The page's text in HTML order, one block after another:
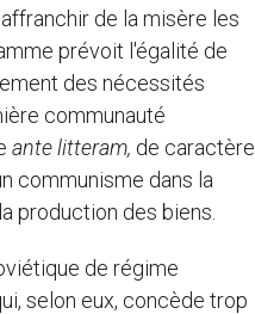
de la misère les
prévoit l'égalité de
des nécessités
communauté
ante litteram, de caractère
communisme dans la
production des biens.
de régime
selon eux, concède trop